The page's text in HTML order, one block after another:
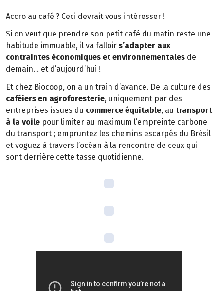
Accro au café ? Ceci devrait vous intéresser !
Si on veut que prendre son petit café du matin reste une
habitude immuable, il va falloir s’adapter aux
contraintes économiques et environnementales de
demain… et d’aujourd’hui !
Et chez Biocoop, on a un train d’avance. De la culture des
caféiers en agroforesterie, uniquement par des
entreprises issues du commerce équitable, au transport
à la voile pour limiter au maximum l’empreinte carbone
du transport ; empruntez les chemins escarpés du Brésil
et voguez à travers l’océan à la rencontre de ceux qui
sont derrière cette tasse quotidienne.